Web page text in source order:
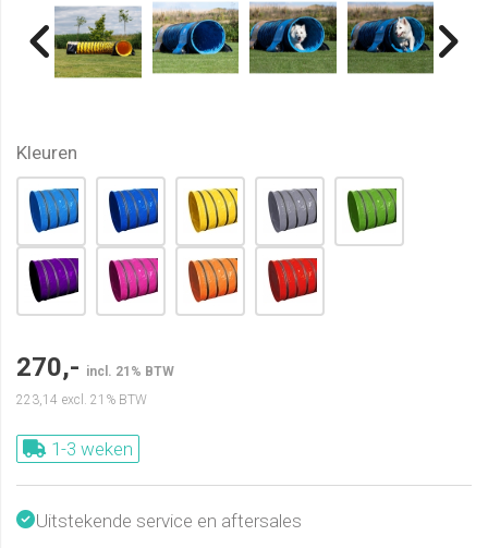
Kleuren
270,- incl. 21% BTW
223,14 excl. 21% BTW
1-3 weken
Uitstekende service en aftersales